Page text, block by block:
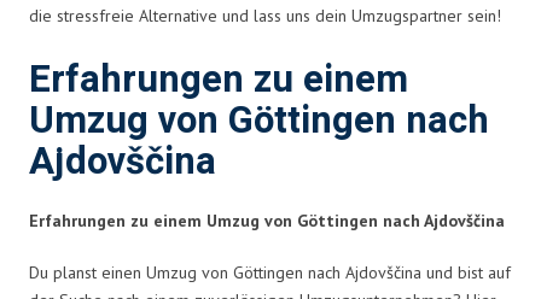
die stressfreie Alternative und lass uns dein Umzugspartner sein!
Erfahrungen zu einem
Umzug von Göttingen nach
Ajdovščina
Erfahrungen zu einem Umzug von Göttingen nach Ajdovščina
Du planst einen Umzug von Göttingen nach Ajdovščina und bist auf